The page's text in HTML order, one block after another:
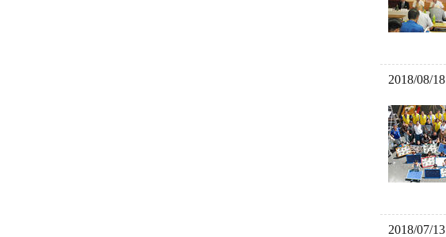
2018/08/18
2018/07/13